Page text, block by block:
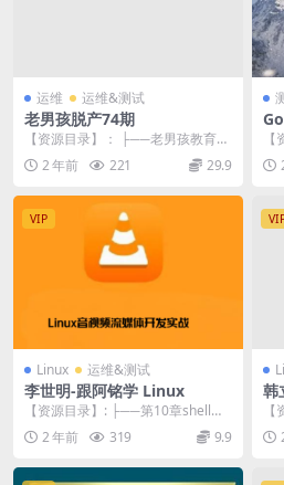
运维 运维&测试
老男孩脱产74期
【资源目录】： ├──老男孩教育脱
产74期-day01-系统环境安装部署 |
├...2 年前 221 29.9
场
多
VIP
Linux 运维&测试
李世明-跟阿铭学 Linux
【资源目录】: ├──第10章shell基
础知识.md 32.17kb ├──第...
2 年前 319 9.9
韩
运
员